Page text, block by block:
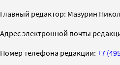
Главный редактор: Мазурин
Адрес электронной почты
Номер телефона редакции: +7